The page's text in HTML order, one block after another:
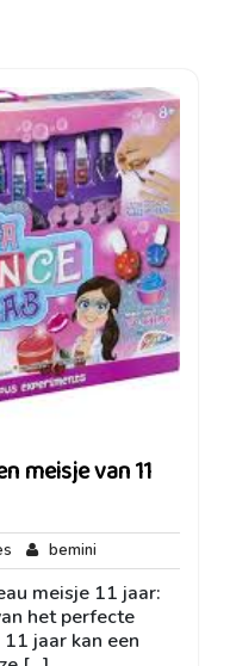
meisje van 11
Geen
reacties
bemini
meisje 11 jaar:
het perfecte
jaar kan een